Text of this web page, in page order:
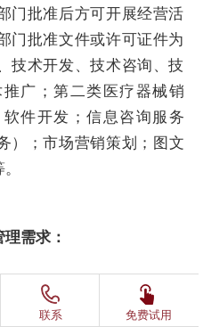
门批准后方可开展经营活
门批准文件或许可证件为
技术开发、技术咨询、技
广；第二类医疗器械销
件开发；信息咨询服务
）；市场营销策划；图文
需求：
行业特点，无论政策、准
联系 免费试用